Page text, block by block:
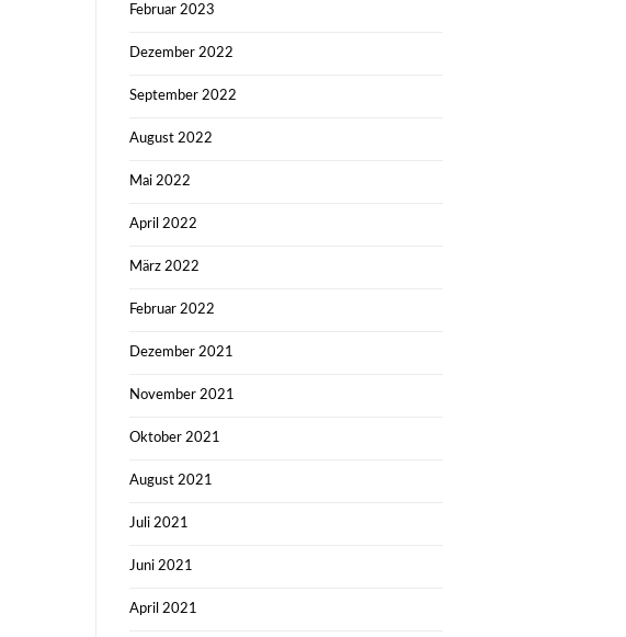
Februar 2023
Dezember 2022
September 2022
August 2022
Mai 2022
April 2022
März 2022
Februar 2022
Dezember 2021
November 2021
Oktober 2021
August 2021
Juli 2021
Juni 2021
April 2021